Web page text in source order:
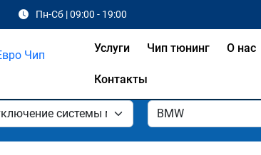
Пн-Сб | 09:00 - 19:00
Услуги Чип тюнинг О нас
Контакты